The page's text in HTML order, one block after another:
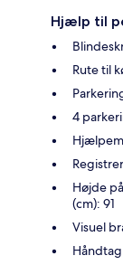
Hjælp til
Rute til
4
Højde
(cm): 91
Visuel